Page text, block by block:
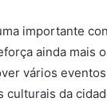
importante
ainda mais
vários
da